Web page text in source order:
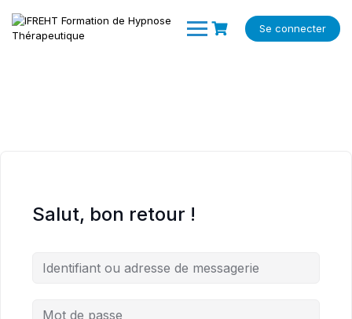
content
Se connecter
Salut, bon retour !